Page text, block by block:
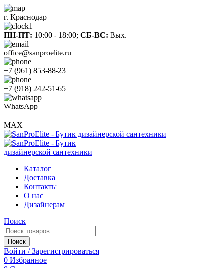
г. Краснодар
ПН-ПТ: 10:00 - 18:00; СБ-ВС: Вых.
office@sanproelite.ru
+7 (961) 853-88-23
+7 (918) 242-51-65
WhatsApp
MAX
Каталог
Доставка
Контакты
О нас
Дизайнерам
Поиск
Поиск
Войти / Зарегистрироваться
0 Избранное